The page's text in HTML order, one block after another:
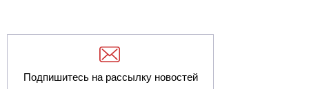
Подпишитесь на рассылку новостей